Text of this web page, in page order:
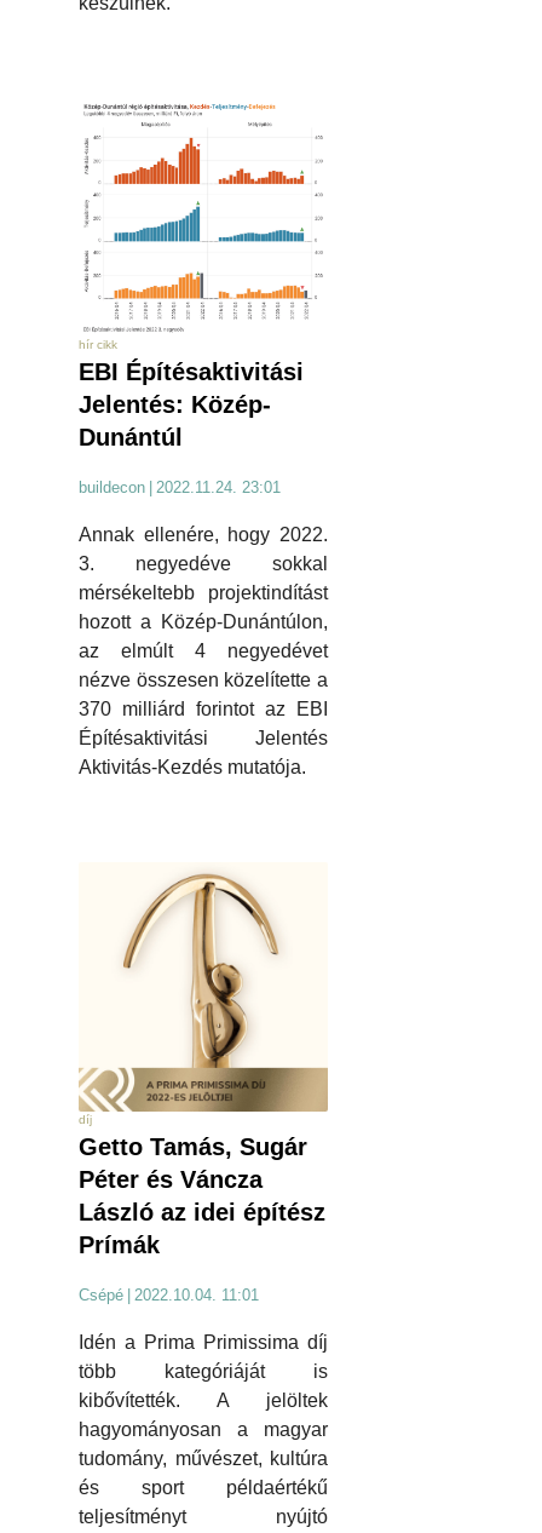
hír cikk
EBI Építésaktivitási
Jelentés: Közép-
Dunántúl
buildecon | 2022.11.24. 23:01
Annak ellenére, hogy 2022.
3. negyedéve sokkal
mérsékeltebb projektindítást
hozott a Közép-Dunántúlon,
az elmúlt 4 negyedévet
nézve összesen közelítette a
370 milliárd forintot az EBI
Építésaktivitási Jelentés
Aktivitás-Kezdés mutatója.
díj
Getto Tamás, Sugár
Péter és Váncza
László az idei építész
Prímák
Csépé | 2022.10.04. 11:01
Idén a Prima Primissima díj
több kategóriáját is
kibővítették. A jelöltek
hagyományosan a magyar
tudomány, művészet, kultúra
és sport példaértékű
teljesítményt nyújtó